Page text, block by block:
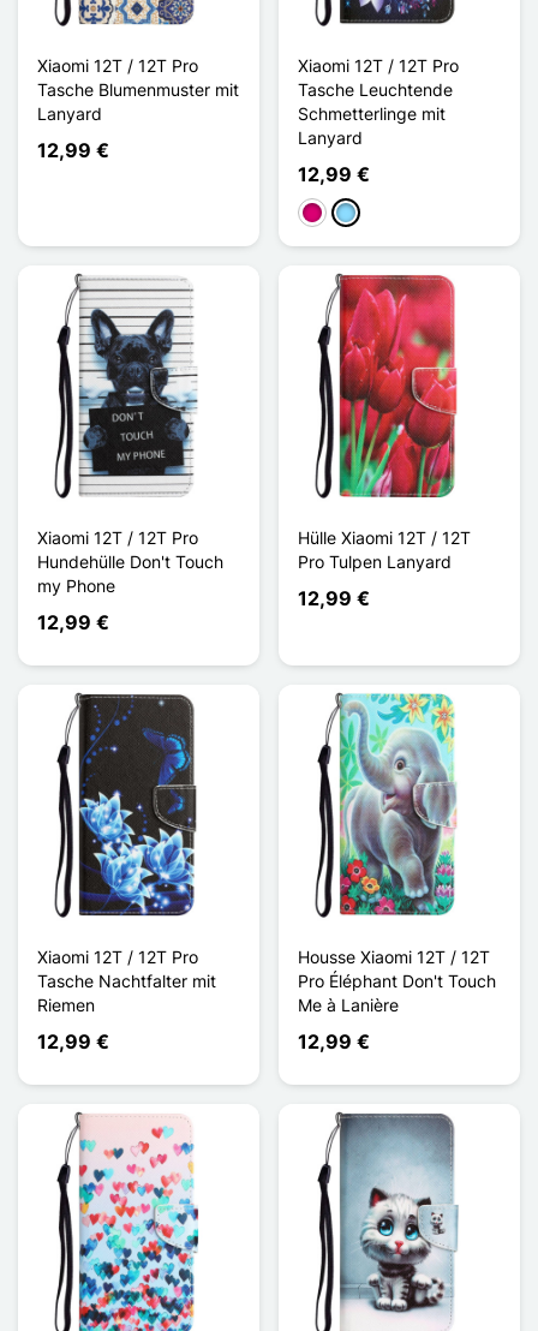
Xiaomi 12T / 12T Pro
Tasche Blumenmuster mit
Lanyard
12,99 €
Xiaomi 12T / 12T Pro
Tasche Leuchtende
Schmetterlinge mit
Lanyard
12,99 €
MagentaHellblau
Xiaomi 12T / 12T Pro
Hundehülle Don't Touch
my Phone
12,99 €
Hülle Xiaomi 12T / 12T
Pro Tulpen Lanyard
12,99 €
Xiaomi 12T / 12T Pro
Tasche Nachtfalter mit
Riemen
12,99 €
Housse Xiaomi 12T / 12T
Pro Éléphant Don't Touch
Me à Lanière
12,99 €